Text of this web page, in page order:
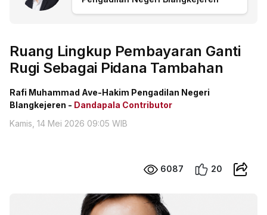
Ruang Lingkup Pembayaran Ganti
Rugi Sebagai Pidana Tambahan
Rafi Muhammad Ave-Hakim Pengadilan Negeri
Blangkejeren - Dandapala Contributor
Kamis, 14 Mei 2026 09:05 WIB
6087 20